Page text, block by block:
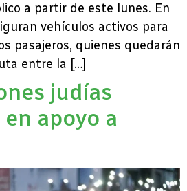
a partir de este lunes. En
vehículos activos para
pasajeros, quienes quedarán
entre la […]
judías
apoyo a